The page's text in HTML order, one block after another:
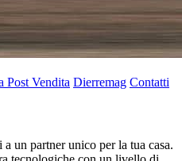
Post Vendita Dierremag Contatti
un partner unico per la tua casa.